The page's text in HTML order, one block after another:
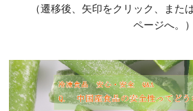
（遷移後、矢印をクリック、また
ページへ。）